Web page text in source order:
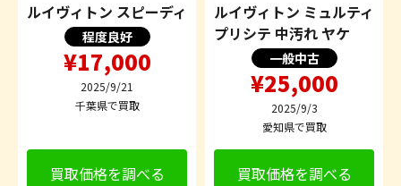
ルイヴィトン スピーディ
程度良好
¥17,000
2025/9/21
千葉県で買取
買取価格を調べる
ルイヴィトン ミュルティ
プリシテ 中汚れ ヤケ
一般中古
¥25,000
2025/9/3
愛知県で買取
買取価格を調べる